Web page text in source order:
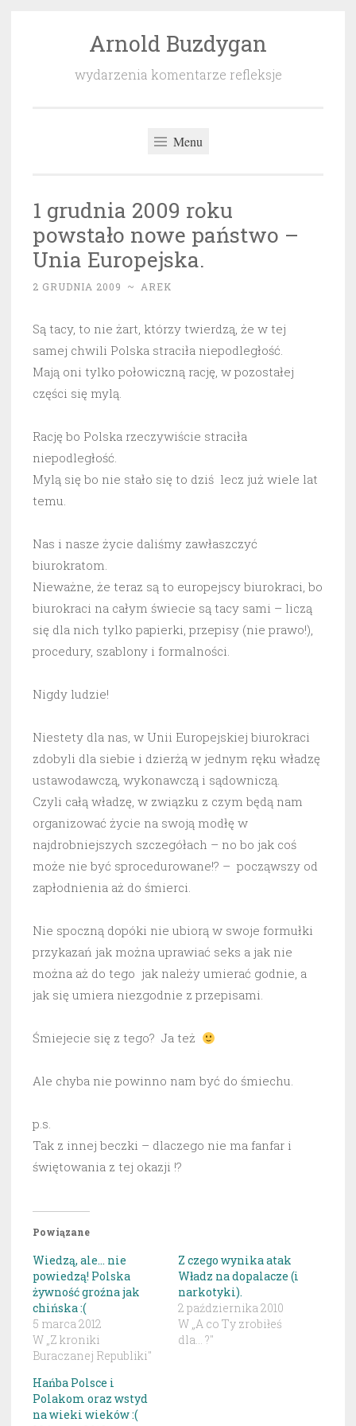
Arnold Buzdygan
wydarzenia komentarze refleksje
Menu
1 grudnia 2009 roku
powstało nowe państwo –
Unia Europejska.
2 GRUDNIA 2009 ~ AREK
Są tacy, to nie żart, którzy twierdzą, że w tej
samej chwili Polska straciła niepodległość.
Mają oni tylko połowiczną rację, w pozostałej
części się mylą.
Rację bo Polska rzeczywiście straciła
niepodległość.
Mylą się bo nie stało się to dziś lecz już wiele lat
temu.
Nas i nasze życie daliśmy zawłaszczyć
biurokratom.
Nieważne, że teraz są to europejscy biurokraci, bo
biurokraci na całym świecie są tacy sami – liczą
się dla nich tylko papierki, przepisy (nie prawo!),
procedury, szablony i formalności.
Nigdy ludzie!
Niestety dla nas, w Unii Europejskiej biurokraci
zdobyli dla siebie i dzierżą w jednym ręku władzę
ustawodawczą, wykonawczą i sądowniczą.
Czyli całą władzę, w związku z czym będą nam
organizować życie na swoją modłę w
najdrobniejszych szczegółach – no bo jak coś
może nie być sprocedurowane!? – począwszy od
zapłodnienia aż do śmierci.
Nie spoczną dopóki nie ubiorą w swoje formułki
przykazań jak można uprawiać seks a jak nie
można aż do tego jak należy umierać godnie, a
jak się umiera niezgodnie z przepisami.
Śmiejecie się z tego? Ja też
Ale chyba nie powinno nam być do śmiechu.
p.s.
Tak z innej beczki – dlaczego nie ma fanfar i
świętowania z tej okazji !?
Powiązane
Wiedzą, ale… nie
powiedzą! Polska
żywność groźna jak
chińska :(
5 marca 2012
W „Z kroniki
Buraczanej Republiki"
Z czego wynika atak
Władz na dopalacze (i
narkotyki).
2 października 2010
W „A co Ty zrobiłeś
dla... ?"
Hańba Polsce i
Polakom oraz wstyd
na wieki wieków :(